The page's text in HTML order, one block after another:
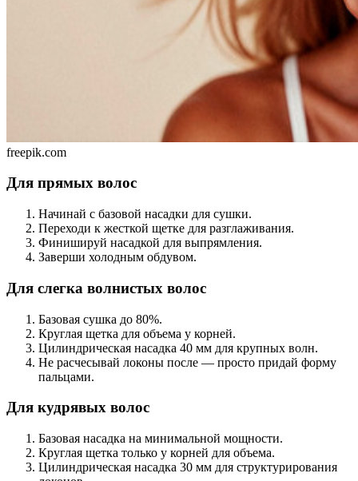
freepik.com
Для прямых волос
Начинай с базовой насадки для сушки.
Переходи к жесткой щетке для разглаживания.
Финишируй насадкой для выпрямления.
Заверши холодным обдувом.
Для слегка волнистых волос
Базовая сушка до 80%.
Круглая щетка для объема у корней.
Цилиндрическая насадка 40 мм для крупных волн.
Не расчесывай локоны после — просто придай форму
пальцами.
Для кудрявых волос
Базовая насадка на минимальной мощности.
Круглая щетка только у корней для объема.
Цилиндрическая насадка 30 мм для структурирования